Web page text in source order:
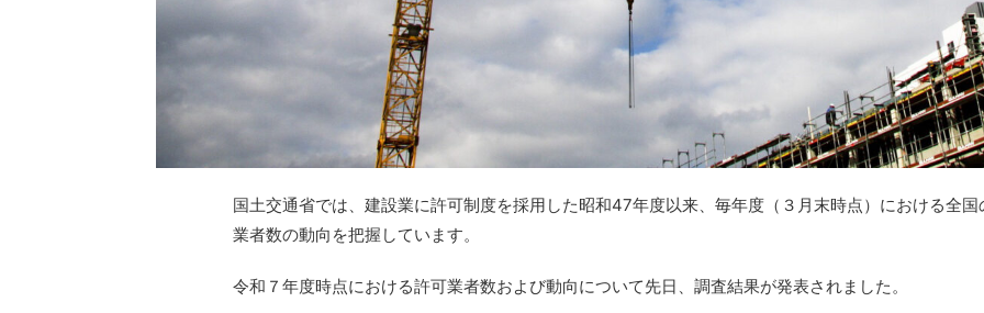
国土交通省では、建設業に許可制度を採用した昭和47年度以来、毎年度（３月末時点）における全
業者数の動向を把握しています。
令和７年度時点における許可業者数および動向について先日、調査結果が発表されました。